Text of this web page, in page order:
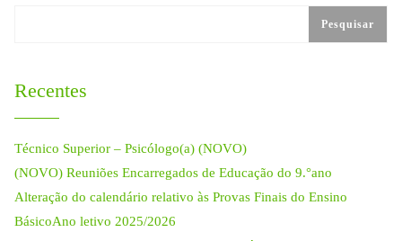
Pesquisar
Recentes
Técnico Superior – Psicólogo(a) (NOVO)
(NOVO) Reuniões Encarregados de Educação do 9.°ano
Alteração do calendário relativo às Provas Finais do Ensino
BásicoAno letivo 2025/2026